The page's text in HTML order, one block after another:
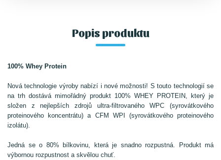
Popis produktu
100% Whey Protein
Nová technologie výroby nabízí i nové možnosti! S touto technologií se
na trh dostává mimořádný produkt 100% WHEY PROTEIN, který je
složen z nejlepších zdrojů ultra-filtrovaného WPC (syrovátkového
proteinového koncentrátu) a CFM WPI (syrovátkového proteinového
izolátu).
Jedná se o 80% bílkovinu, která je snadno rozpustná. Produkt má
výbornou rozpustnost a skvělou chuť.